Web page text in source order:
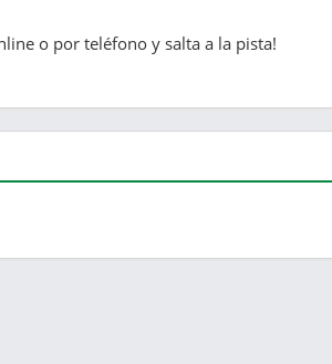
o por teléfono y salta a la pista!